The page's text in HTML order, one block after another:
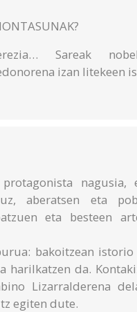
Sareak
izan litekeen
nagusia,
aberatsen eta
eta besteen
bakoitzean
harilkatzen da.
Lizarralderena
egiten dute.